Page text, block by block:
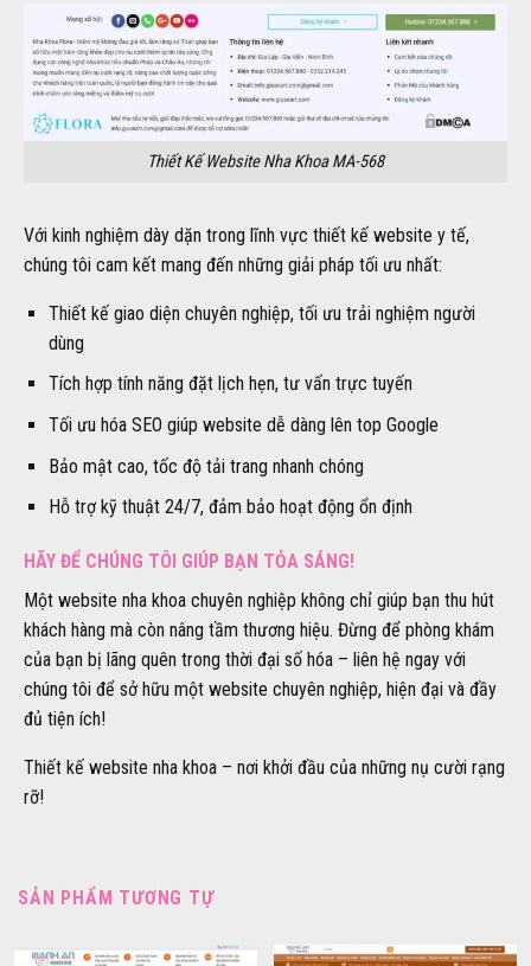
Thiết Kế Website Nha Khoa MA-568
Với kinh nghiệm dày dặn trong lĩnh vực thiết kế website y tế,
chúng tôi cam kết mang đến những giải pháp tối ưu nhất:
Thiết kế giao diện chuyên nghiệp, tối ưu trải nghiệm người
dùng
Tích hợp tính năng đặt lịch hẹn, tư vấn trực tuyến
Tối ưu hóa SEO giúp website dễ dàng lên top Google
Bảo mật cao, tốc độ tải trang nhanh chóng
Hỗ trợ kỹ thuật 24/7, đảm bảo hoạt động ổn định
HÃY ĐỂ CHÚNG TÔI GIÚP BẠN TỎA SÁNG!
Một website nha khoa chuyên nghiệp không chỉ giúp bạn thu hút
khách hàng mà còn nâng tầm thương hiệu. Đừng để phòng khám
của bạn bị lãng quên trong thời đại số hóa – liên hệ ngay với
chúng tôi để sở hữu một website chuyên nghiệp, hiện đại và đầy
đủ tiện ích!
Thiết kế website nha khoa – nơi khởi đầu của những nụ cười rạng
rỡ!
SẢN PHẨM TƯƠNG TỰ